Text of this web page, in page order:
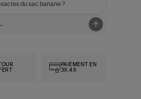
du sac banane ?
PAIEMENT EN
3X,4X